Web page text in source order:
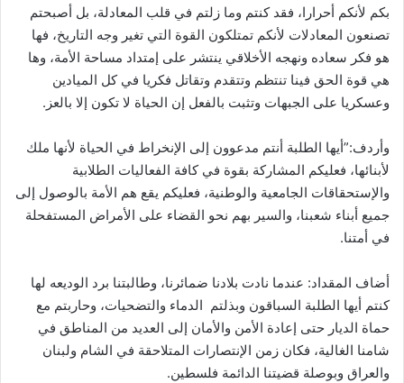
بكم لأنكم أحرارا، فقد كنتم وما زلتم في قلب المعادلة، بل أصبحتم
تصنعون المعادلات لأنكم تمتلكون القوة التي تغير وجه التاريخ، فها
هو فكر سعاده ونهجه الأخلاقي ينتشر على إمتداد مساحة الأمة، وها
هي قوة الحق فينا تنتظم وتتقدم وتقاتل فكريا في كل الميادين
وعسكريا على الجبهات وتثبت بالفعل إن الحياة لا تكون إلا بالعز.
وأردف:”أيها الطلبة أنتم مدعوون إلى الإنخراط في الحياة لأنها ملك
لأبنائها، فعليكم المشاركة بقوة في كافة الفعاليات الطلابية
والإستحقاقات الجامعية والوطنية، فعليكم يقع هم الأمة بالوصول إلى
جميع أبناء شعبنا، والسير بهم نحو القضاء على الأمراض المستفحلة
في أمتنا.
أضاف المقداد: عندما نادت بلادنا ضمائرنا، وطالبتنا برد الوديعه لها
كنتم أيها الطلبة السباقون وبذلتم الدماء والتضحيات، وحاربتم مع
حماة الديار حتى إعادة الأمن والأمان إلى العديد من المناطق في
شامنا الغالية، فكان زمن الإنتصارات المتلاحقة في الشام ولبنان
والعراق وبوصلة قضيتنا الدائمة فلسطين.